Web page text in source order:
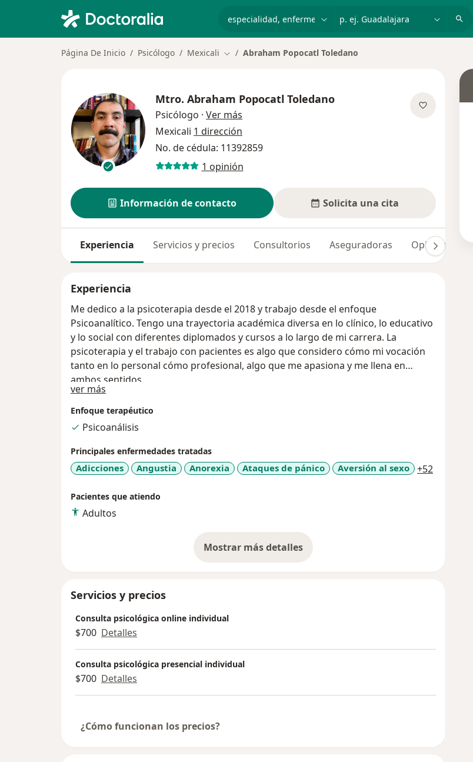
Página De Inicio Psicólogo Mexicali Cambiar de ciudad
Abraham Popocatl Toledano
Mtro. Abraham Popocatl Toledano
Psicólogo · Ver más
Mexicali 1 dirección
No. de cédula: 11392859
1 opinión
Información de contacto Solicita una cita
Experiencia Servicios y precios Consultorios Aseguradoras Opiniones (1)
Experiencia
Me dedico a la psicoterapia desde el 2018 y trabajo desde el enfoque
Psicoanalítico. Tengo una trayectoria académica diversa en lo clínico, lo educativo
y lo social con diferentes diplomados y cursos a lo largo de mi carrera. La
psicoterapia y el trabajo con pacientes es algo que considero cómo mi vocación
tanto en lo personal cómo profesional, algo que me apasiona y me llena en
ambos sentidos.
ver más
Enfoque terapéutico
Psicoanálisis
Principales enfermedades tratadas
Adicciones Angustia Anorexia Ataques de pánico Aversión al sexo +52
Pacientes que atiendo
Adultos
Mostrar más detalles
sobre la experiencia
Servicios y precios
Consulta psicológica online individual
$700 Detalles
Consulta psicológica presencial individual
$700 Detalles
¿Cómo funcionan los precios?